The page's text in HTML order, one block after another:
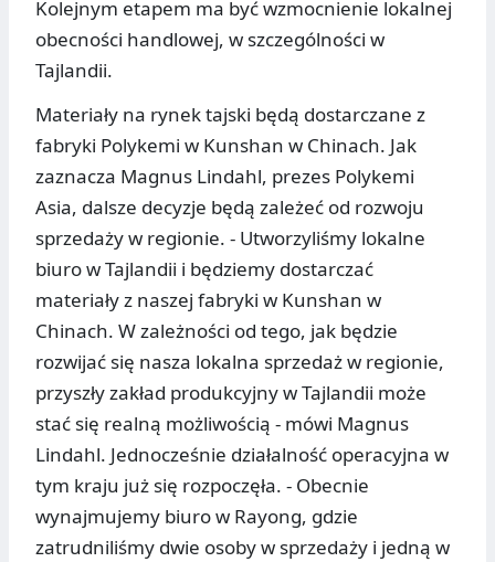
Kolejnym etapem ma być wzmocnienie lokalnej
obecności handlowej, w szczególności w
Tajlandii.
Materiały na rynek tajski będą dostarczane z
fabryki Polykemi w Kunshan w Chinach. Jak
zaznacza Magnus Lindahl, prezes Polykemi
Asia, dalsze decyzje będą zależeć od rozwoju
sprzedaży w regionie. - Utworzyliśmy lokalne
biuro w Tajlandii i będziemy dostarczać
materiały z naszej fabryki w Kunshan w
Chinach. W zależności od tego, jak będzie
rozwijać się nasza lokalna sprzedaż w regionie,
przyszły zakład produkcyjny w Tajlandii może
stać się realną możliwością - mówi Magnus
Lindahl. Jednocześnie działalność operacyjna w
tym kraju już się rozpoczęła. - Obecnie
wynajmujemy biuro w Rayong, gdzie
zatrudniliśmy dwie osoby w sprzedaży i jedną w